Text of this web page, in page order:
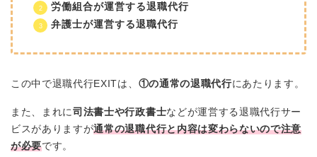
労働組合が運営する退職代行
弁護士が運営する退職代行
この中で退職代行EXITは、 ①の通常の退職代行にあたります。
また、まれに司法書士や行政書士などが運営する退職代行サー
ビスがありますが通常の退職代行と内容は変わらないので注意
が必要です。